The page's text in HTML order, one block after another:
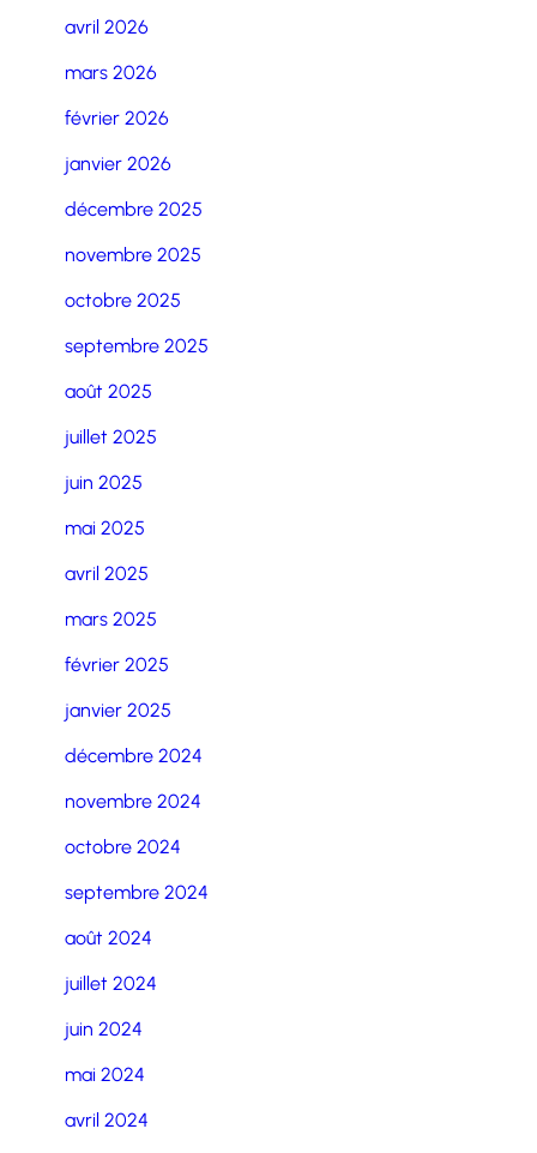
avril 2026
mars 2026
février 2026
janvier 2026
décembre 2025
novembre 2025
octobre 2025
septembre 2025
août 2025
juillet 2025
juin 2025
mai 2025
avril 2025
mars 2025
février 2025
janvier 2025
décembre 2024
novembre 2024
octobre 2024
septembre 2024
août 2024
juillet 2024
juin 2024
mai 2024
avril 2024